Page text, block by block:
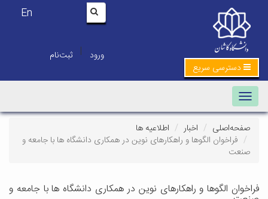
En
ورود | ثبت‌نام
دسترسی سریع
Toggle navigation
صفحه‌اصلی اخبار
اطلاعیه ها
فراخوان الگوها و راهکارهای نوین در همکاری دانشگاه ها با جامعه و
صنعت
فراخوان الگوها و راهکارهای نوین در همکاری دانشگاه ها با جامعه و